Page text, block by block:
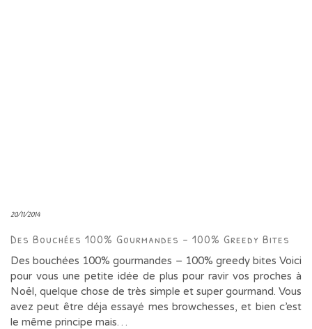
20/11/2014
Des Bouchées 100% Gourmandes – 100% Greedy Bites
Des bouchées 100% gourmandes – 100% greedy bites Voici
pour vous une petite idée de plus pour ravir vos proches à
Noël, quelque chose de très simple et super gourmand. Vous
avez peut être déja essayé mes browchesses, et bien c’est
le même principe mais…